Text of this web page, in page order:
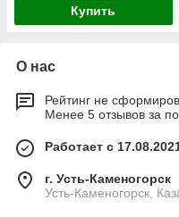
Купить
О нас
Рейтинг не
Менее 5 отзывов за
Работает с
г. Усть-Каменогорск
Усть-Каменогорск,